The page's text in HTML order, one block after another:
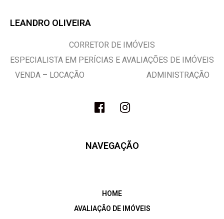
LEANDRO OLIVEIRA
CORRETOR DE IMÓVEIS
ESPECIALISTA EM PERÍCIAS E AVALIAÇÕES DE IMÓVEIS
VENDA – LOCAÇÃO ADMINISTRAÇÃO
NAVEGAÇÃO
HOME
AVALIAÇÃO DE IMÓVEIS